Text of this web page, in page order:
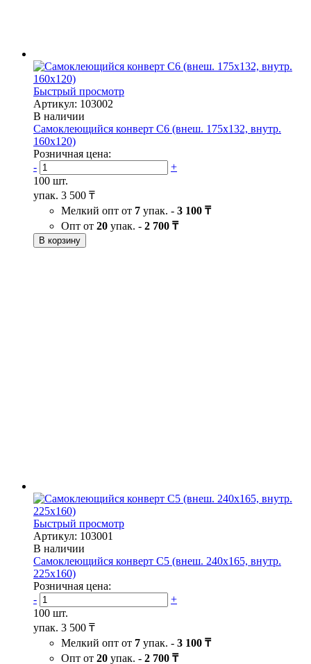
Быстрый просмотр
Артикул: 103002
В наличии
Самоклеющийся конверт С6 (внеш. 175х132, внутр.
160х120)
Розничная цена:
-
+
100 шт.
упак. 3 500 ₸
Мелкий опт от 7 упак. - 3 100 ₸
Опт от 20 упак. - 2 700 ₸
В корзину
Быстрый просмотр
Артикул: 103001
В наличии
Самоклеющийся конверт С5 (внеш. 240х165, внутр.
225х160)
Розничная цена:
-
+
100 шт.
упак. 3 500 ₸
Мелкий опт от 7 упак. - 3 100 ₸
Опт от 20 упак. - 2 700 ₸